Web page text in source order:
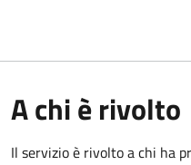
A chi è rivolto
Il servizio è rivolto a chi ha